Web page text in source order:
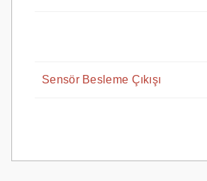
Sensör Besleme Çıkışı
Görüş ve önerileriniz için teşekkür ederiz.